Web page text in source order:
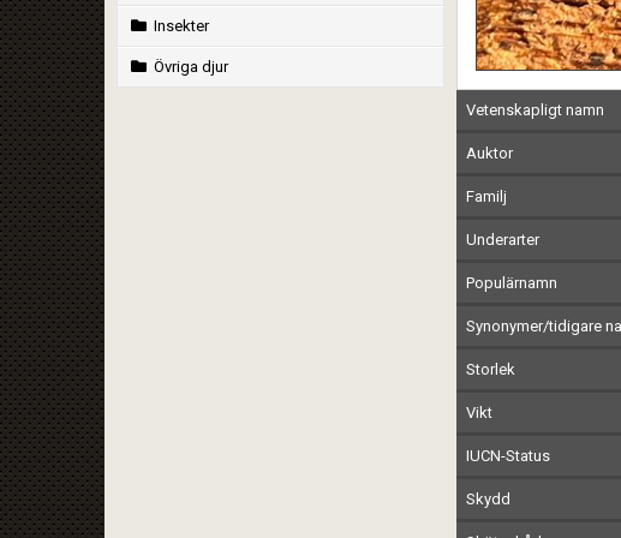
Insekter
Övriga djur
Vetenskapligt namn
Auktor
Familj
Underarter
Populärnamn
Synonymer/tidigare
Storlek
Vikt
IUCN-Status
Skydd